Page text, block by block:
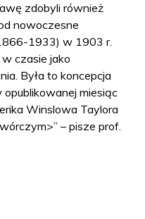
zdobyli również
nowoczesne
1933) w 1903 r.
w czasie jako
Była to koncepcja
miesiąc
Winslowa Taylora
– pisze prof.